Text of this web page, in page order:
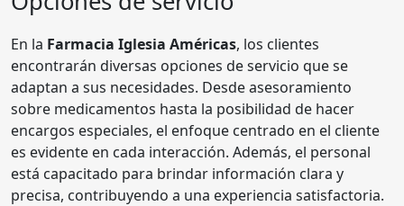
En la Farmacia Iglesia Américas, los clientes
encontrarán diversas opciones de servicio que se
adaptan a sus necesidades. Desde asesoramiento
sobre medicamentos hasta la posibilidad de hacer
encargos especiales, el enfoque centrado en el cliente
es evidente en cada interacción. Además, el personal
está capacitado para brindar información clara y
precisa, contribuyendo a una experiencia satisfactoria.